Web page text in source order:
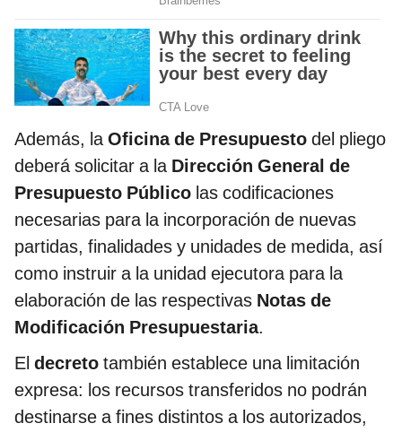
Además, laOficina de Presupuesto del pliego
deberá solicitar a la Dirección General de
Presupuesto Público las codificaciones
necesarias para la incorporación de nuevas
partidas, finalidades y unidades de medida, así
como instruir a la unidad ejecutora para la
elaboración de las respectivas Notas de
Modificación Presupuestaria.
El decreto también establece una limitación
expresa: los recursos transferidos no podrán
destinarse a fines distintos a los autorizados,